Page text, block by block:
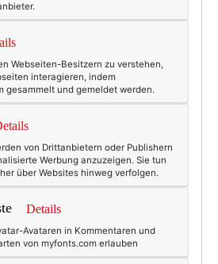
zu mir!
DAS Texterella-Kleid
aber in den Größen und
L an. Halllloooo?
nicht aufgepasst? War da
Praktikant mit betraut (okay,
Webseiten-Besitzern zu verstehen,
interagieren, indem
gesammelt und gemeldet werden.
von Drittanbietern oder Publishern
Werbung anzuzeigen. Sie tun
über Websites hinweg verfolgen.
Details
Avataren in Kommentaren und
von myfonts.com erlauben